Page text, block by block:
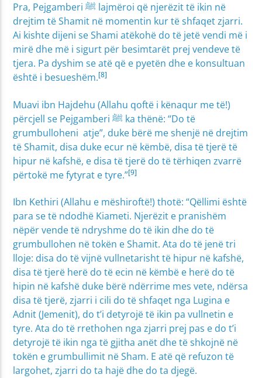
Pra, Pejgamberi ﷺ lajmëroi që njerëzit të ikin në
drejtim të Shamit në momentin kur të shfaqet zjarri.
Ai kishte dijeni se Shami atëkohë do të jetë vendi më i
mirë dhe më i sigurt për besimtarët prej vendeve të
tjera. Pa dyshim se atë që e pyetën dhe e konsultuan
është i besueshëm.[8]
Muavi ibn Hajdehu (Allahu qoftë i kënaqur me të!)
përcjell se Pejgamberi ﷺ ka thënë: “Do të
grumbulloheni atje”, duke bërë me shenjë në drejtim
të Shamit, disa duke ecur në këmbë, disa të tjerë të
hipur në kafshë, e disa të tjerë do të tërhiqen zvarrë
përtokë me fytyrat e tyre.”[9]
Ibn Kethiri (Allahu e mëshiroftë!) thotë: “Qëllimi është
para se të ndodhë Kiameti. Njerëzit e pranishëm
nëpër vende të ndryshme do të ikin dhe do të
grumbullohen në tokën e Shamit. Ata do të jenë tri
lloje: disa do të vijnë vullnetarisht të hipur në kafshë,
disa të tjerë herë do të ecin në këmbë e herë do të
hipin në kafshë duke bërë ndërrime mes vete, ndërsa
disa të tjerë, zjarri i cili do të shfaqet nga Lugina e
Adnit (Jemenit), do t’i detyrojë të ikin pa vullnetin e
tyre. Ata do të rrethohen nga zjarri prej pas e do t’i
detyrojë të ikin nga të gjitha anët dhe të shkojnë në
tokën e grumbullimit në Sham. E atë që refuzon të
largohet, zjarri do ta hajë dhe do ta djegë.